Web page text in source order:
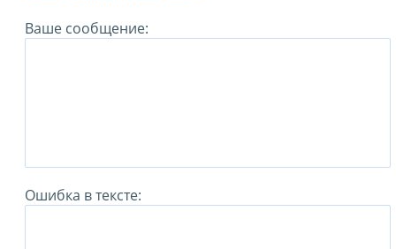
Ваше сообщение:
Ошибка в тексте: